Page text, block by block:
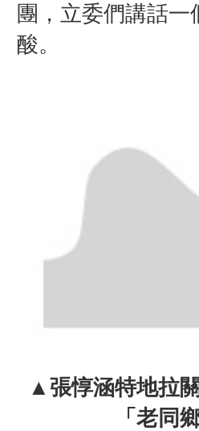
團，立委們講話一
酸。
▲ 張惇涵特地拉
「老同鄉